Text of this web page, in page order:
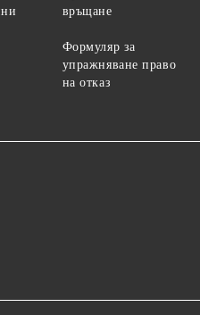
връщане
Формуляр за
упражняване право
на отказ